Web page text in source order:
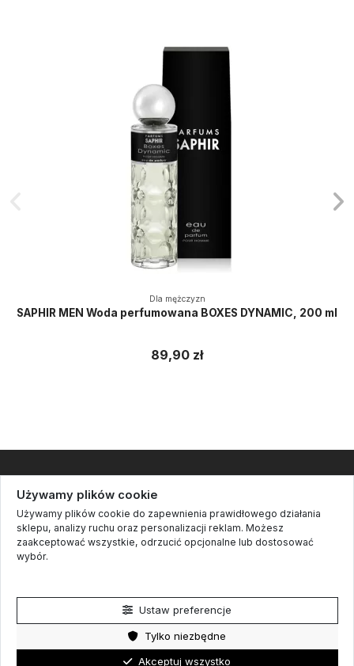
Dla mężczyzn
SAPHIR MEN Woda perfumowana BOXES DYNAMIC, 200 ml
89,90 zł
Kontakt
Cookie settings
Używamy plików cookie
Używamy plików cookie do zapewnienia prawidłowego działania
sklepu, analizy ruchu oraz personalizacji reklam. Możesz
zaakceptować wszystkie, odrzucić opcjonalne lub dostosować
wybór.
Ustaw preferencje
Tylko niezbędne
Akceptuj wszystko